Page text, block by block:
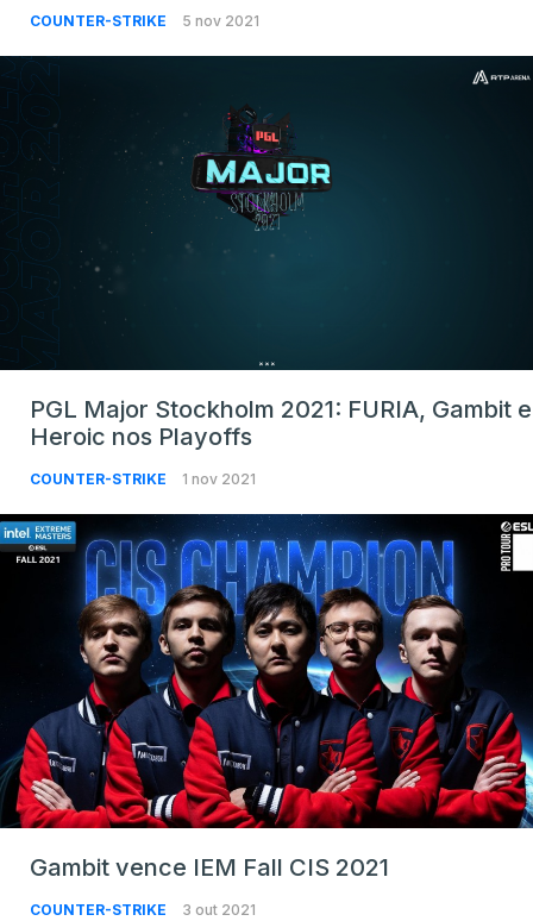
COUNTER-STRIKE 5 nov 2021
PGL Major Stockholm 2021: FURIA, Gambit e
Heroic nos Playoffs
COUNTER-STRIKE 1 nov 2021
Gambit vence IEM Fall CIS 2021
COUNTER-STRIKE 3 out 2021